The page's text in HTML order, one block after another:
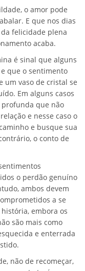
o amor pode
E que nos dias
felicidade plena
acaba.
é sinal que alguns
que o sentimento
um vaso de cristal se
Em alguns casos
profunda que não
e nesse caso o
e busque sua
o conto de
o perdão genuíno
ambos devem
a se
embora os
são mais como
e enterrada
não de recomeçar,